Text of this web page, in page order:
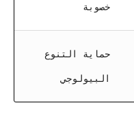
خصوبة
حماية التنوع
البيولوجي